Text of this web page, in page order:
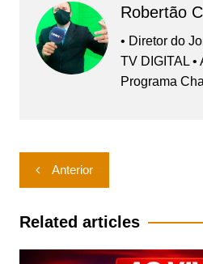
Robertão
• Diretor do
TV DIGITAL
Programa
Navegação
de
Post
Anterior
Related articles